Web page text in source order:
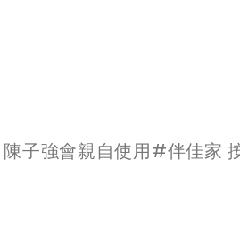
子強會親自使用#伴佳家